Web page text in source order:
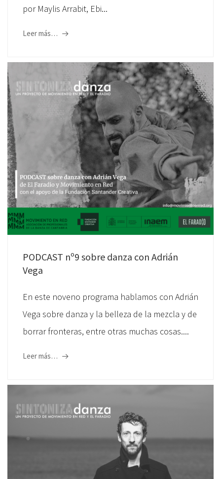
por Maylis Arrabit, Ebi...
Leer más…
PODCAST nº9 sobre danza con Adrián
Vega
En este noveno programa hablamos con Adrián
Vega sobre danza y la belleza de la mezcla y de
borrar fronteras, entre otras muchas cosas....
Leer más…